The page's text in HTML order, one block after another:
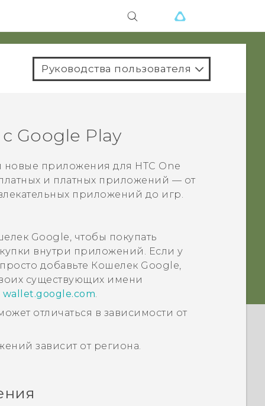
Руководства пользователя
Google Play
новые приложения для HTC One
и платных приложений — от
приложений до игр.
Google, чтобы покупать
внутри приложений. Если у
добавьте Кошелек Google,
существующих имени
wallet.google.com.
отличаться в зависимости от
зависит от региона.